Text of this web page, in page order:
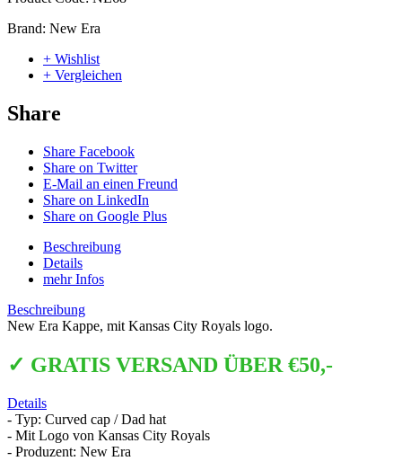
Brand: New Era
+ Wishlist
+ Vergleichen
Share
Share Facebook
Share on Twitter
E-Mail an einen Freund
Share on LinkedIn
Share on Google Plus
Beschreibung
Details
mehr Infos
Beschreibung
New Era Kappe, mit Kansas City Royals logo.
✓ GRATIS VERSAND ÜBER €50,-
Details
- Typ: Curved cap / Dad hat
- Mit Logo von Kansas City Royals
- Produzent: New Era